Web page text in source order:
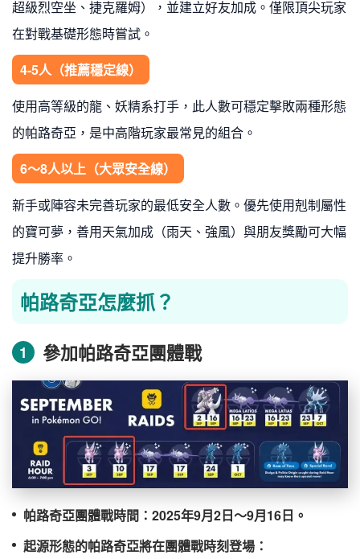
超級烈空坐、捷克羅姆），並建立好友加成。僅限頂尖玩家
在對戰基礎形態時嘗試。
4-5人（推薦穩定線）
使用高等級的龍、妖精系打手，此人數可穩定擊敗兩種形態
的帕路奇亞，是中高階玩家最常見的組合。
6～8人以上（大眾安全線）
新手或陣容未完善玩家的最低安全人數。優先使用剋制屬性
的寶可夢，善用天氣加成（雨天、強風）與朋友獎勵可大幅
提升勝率。
帕路奇亞怎麼抓？
1 參加帕路奇亞團體戰
帕路奇亞團體戰時間：2025年9月2日〜9月16日。
起源形態的帕路奇亞將在團體戰時刻登場：